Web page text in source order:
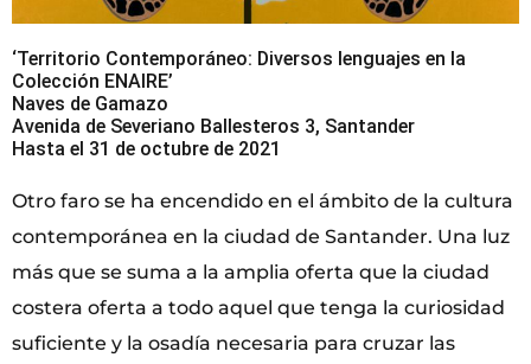
‘Territorio Contemporáneo: Diversos lenguajes en la
Colección ENAIRE’
Naves de Gamazo
Avenida de Severiano Ballesteros 3, Santander
Hasta el 31 de octubre de 2021
Otro faro se ha encendido en el ámbito de la cultura
contemporánea en la ciudad de Santander. Una luz
más que se suma a la amplia oferta que la ciudad
costera oferta a todo aquel que tenga la curiosidad
suficiente y la osadía necesaria para cruzar las